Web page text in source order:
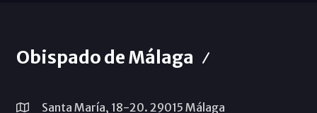
Obispado de Málaga
Santa María, 18-20. 29015 Málaga